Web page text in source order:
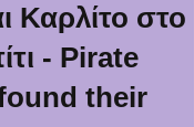
Καρλίτο στο
- Pirate
their